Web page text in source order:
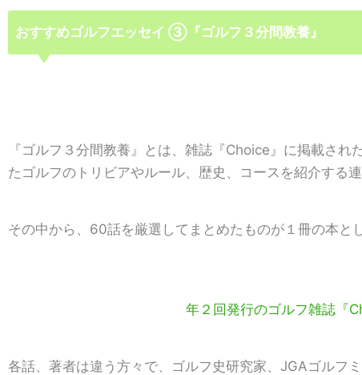
おすすめゴルフエッセイ ➂『ゴルフ３分間教養』
『ゴルフ３分間教養』とは、雑誌『Choice』に掲載され
たゴルフのトリビアやルール、歴史、コースを紹介する連
その中から、60話を厳選してまとめたものが１冊の本と
年２回発行のゴルフ雑誌『
各話、著者は違う方々で、ゴルフ史研究家、JGAゴルフ